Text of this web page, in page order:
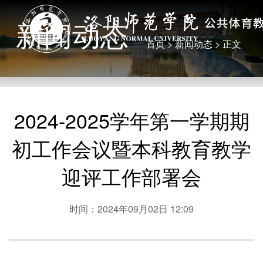
新闻动态 首页>新闻动态> 正文
2024-2025学年第一学期期
初工作会议暨本科教育教学
迎评工作部署会
时间：2024年09月02日 12:09